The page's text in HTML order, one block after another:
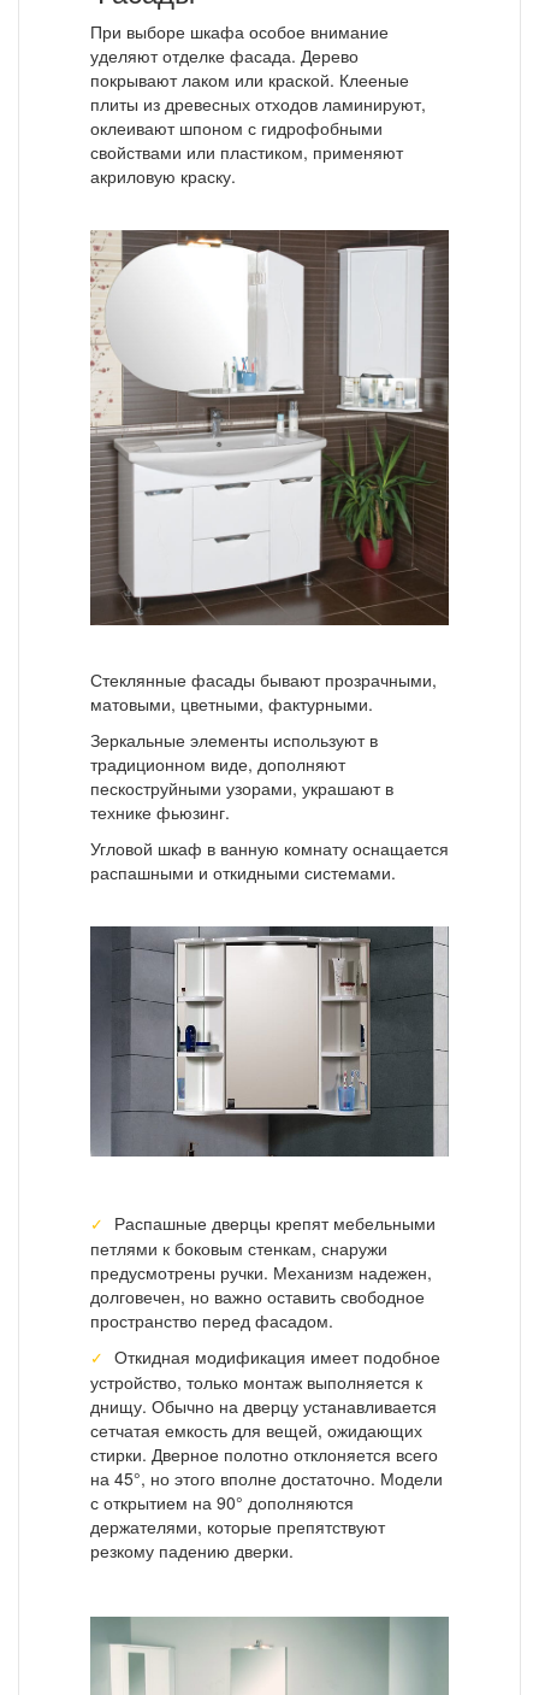
При выборе шкафа особое внимание
уделяют отделке фасада. Дерево
покрывают лаком или краской. Клееные
плиты из древесных отходов ламинируют,
оклеивают шпоном с гидрофобными
свойствами или пластиком, применяют
акриловую краску.
Стеклянные фасады бывают прозрачными,
матовыми, цветными, фактурными.
Зеркальные элементы используют в
традиционном виде, дополняют
пескоструйными узорами, украшают в
технике фьюзинг.
Угловой шкаф в ванную комнату оснащается
распашными и откидными системами.
Распашные дверцы крепят мебельными
петлями к боковым стенкам, снаружи
предусмотрены ручки. Механизм надежен,
долговечен, но важно оставить свободное
пространство перед фасадом.
Откидная модификация имеет подобное
устройство, только монтаж выполняется к
днищу. Обычно на дверцу устанавливается
сетчатая емкость для вещей, ожидающих
стирки. Дверное полотно отклоняется всего
на 45°, но этого вполне достаточно. Модели
с открытием на 90° дополняются
держателями, которые препятствуют
резкому падению дверки.